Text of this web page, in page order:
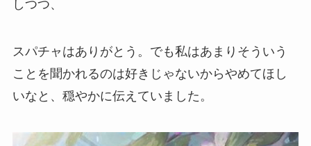
しつつ、
スパチャはありがとう。でも私はあまりそういう
ことを聞かれるのは好きじゃないからやめてほし
いなと、穏やかに伝えていました。